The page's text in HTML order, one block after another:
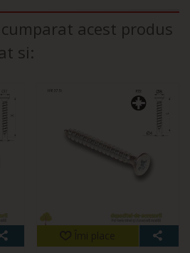
acest produs
si: